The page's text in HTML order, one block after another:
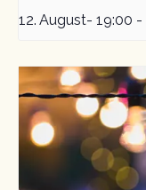
12. August- 19:00 -